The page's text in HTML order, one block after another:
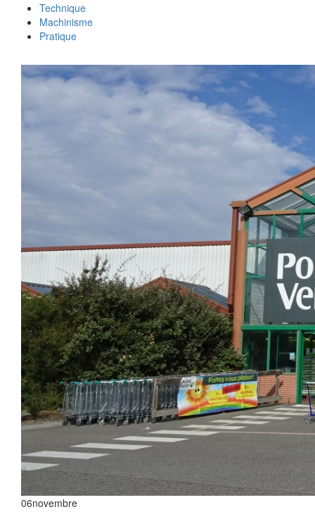
Technique
Machinisme
Pratique
06novembre